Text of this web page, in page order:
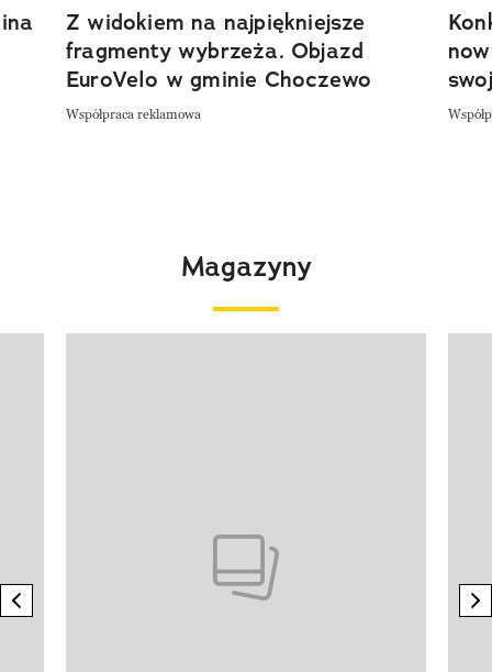
Z widokiem na najpiękniejsze
fragmenty wybrzeża. Objazd
EuroVelo w gminie Choczewo
Współpraca reklamowa
Magazyny
previous element